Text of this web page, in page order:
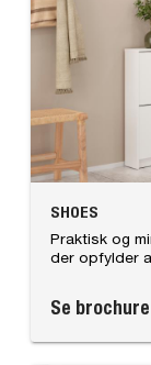
SHOES
Praktisk og
der opfylder
Se brochure